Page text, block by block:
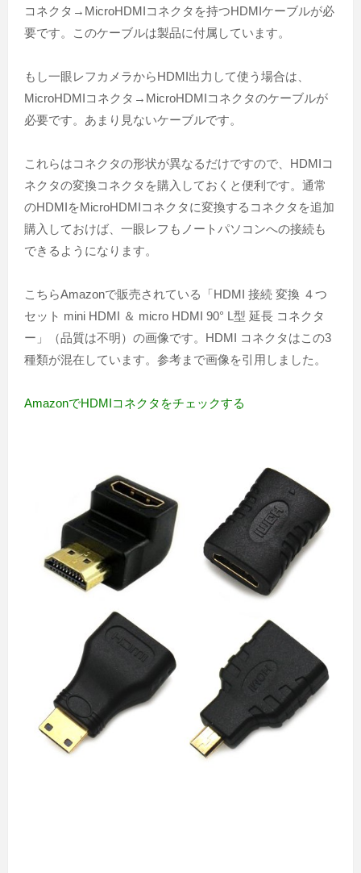
コネクタ→MicroHDMIコネクタを持つHDMIケーブルが必
要です。このケーブルは製品に付属しています。
もし一眼レフカメラからHDMI出力して使う場合は、
MicroHDMIコネクタ→MicroHDMIコネクタのケーブルが
必要です。あまり見ないケーブルです。
これらはコネクタの形状が異なるだけですので、HDMIコ
ネクタの変換コネクタを購入しておくと便利です。通常
のHDMIをMicroHDMIコネクタに変換するコネクタを追加
購入しておけば、一眼レフもノートパソコンへの接続も
できるようになります。
こちらAmazonで販売されている「HDMI 接続 変換 ４つ
セット mini HDMI ＆ micro HDMI 90° L型 延長 コネクタ
ー」（品質は不明）の画像です。HDMI コネクタはこの3
種類が混在しています。参考まで画像を引用しました。
AmazonでHDMIコネクタをチェックする